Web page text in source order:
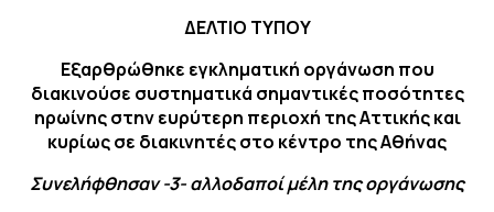
ΔΕΛΤΙΟ ΤΥΠΟΥ
Εξαρθρώθηκε εγκληματική οργάνωση που
διακινούσε συστηματικά σημαντικές ποσότητες
ηρωίνης στην ευρύτερη περιοχή της Αττικής και
κυρίως σε διακινητές στο κέντρο της Αθήνας
Συνελήφθησαν -3- αλλοδαποί μέλη της οργάνωσης